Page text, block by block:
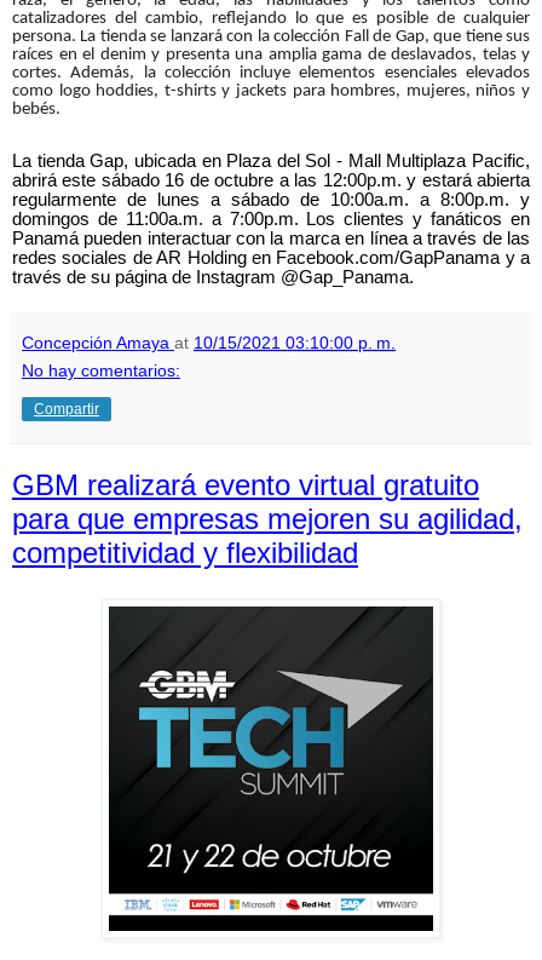
catalizadores del cambio, reflejando lo que es posible de cualquier
persona. La tienda se lanzará con la colección Fall de Gap, que tiene sus
raíces en el denim y presenta una amplia gama de deslavados, telas y
cortes. Además, la colección incluye elementos esenciales elevados
como logo hoddies, t-shirts y jackets para hombres, mujeres, niños y
bebés.
La tienda Gap, ubicada en Plaza del Sol - Mall Multiplaza Pacific,
abrirá este sábado 16 de octubre a las 12:00p.m. y estará abierta
regularmente de lunes a sábado de 10:00a.m. a 8:00p.m. y
domingos de 11:00a.m. a 7:00p.m. Los clientes y fanáticos en
Panamá pueden interactuar con la marca en línea a través de las
redes sociales de AR Holding en Facebook.com/GapPanama y a
través de su página de Instagram @Gap_Panama.
Concepción Amaya at 10/15/2021 03:10:00 p. m.
No hay comentarios:
Compartir
GBM realizará evento virtual gratuito
para que empresas mejoren su agilidad,
competitividad y flexibilidad